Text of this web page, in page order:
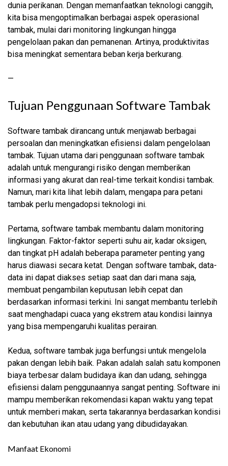
dunia perikanan. Dengan memanfaatkan teknologi canggih,
kita bisa mengoptimalkan berbagai aspek operasional
tambak, mulai dari monitoring lingkungan hingga
pengelolaan pakan dan pemanenan. Artinya, produktivitas
bisa meningkat sementara beban kerja berkurang.
—
Tujuan Penggunaan Software Tambak
Software tambak dirancang untuk menjawab berbagai
persoalan dan meningkatkan efisiensi dalam pengelolaan
tambak. Tujuan utama dari penggunaan software tambak
adalah untuk mengurangi risiko dengan memberikan
informasi yang akurat dan real-time terkait kondisi tambak.
Namun, mari kita lihat lebih dalam, mengapa para petani
tambak perlu mengadopsi teknologi ini.
Pertama, software tambak membantu dalam monitoring
lingkungan. Faktor-faktor seperti suhu air, kadar oksigen,
dan tingkat pH adalah beberapa parameter penting yang
harus diawasi secara ketat. Dengan software tambak, data-
data ini dapat diakses setiap saat dan dari mana saja,
membuat pengambilan keputusan lebih cepat dan
berdasarkan informasi terkini. Ini sangat membantu terlebih
saat menghadapi cuaca yang ekstrem atau kondisi lainnya
yang bisa mempengaruhi kualitas perairan.
Kedua, software tambak juga berfungsi untuk mengelola
pakan dengan lebih baik. Pakan adalah salah satu komponen
biaya terbesar dalam budidaya ikan dan udang, sehingga
efisiensi dalam penggunaannya sangat penting. Software ini
mampu memberikan rekomendasi kapan waktu yang tepat
untuk memberi makan, serta takarannya berdasarkan kondisi
dan kebutuhan ikan atau udang yang dibudidayakan.
Manfaat Ekonomi